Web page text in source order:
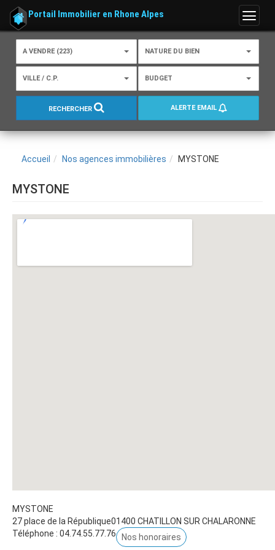
Menu
Portail Immobilier en Rhone Alpes
A VENDRE (223) NATURE DU BIEN
VILLE / C.P. BUDGET
RECHERCHER ALERTE EMAIL
Accueil Nos agences immobilières MYSTONE
MYSTONE
MYSTONE
27 place de la République01400 CHATILLON SUR CHALARONNE
Téléphone : 04.74.55.77.76 Nos honoraires